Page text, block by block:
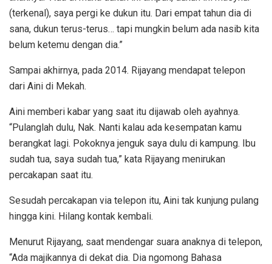
(terkenal), saya pergi ke dukun itu. Dari empat tahun dia di
sana, dukun terus-terus… tapi mungkin belum ada nasib kita
belum ketemu dengan dia.”
Sampai akhirnya, pada 2014. Rijayang mendapat telepon
dari Aini di Mekah.
Aini memberi kabar yang saat itu dijawab oleh ayahnya.
“Pulanglah dulu, Nak. Nanti kalau ada kesempatan kamu
berangkat lagi. Pokoknya jenguk saya dulu di kampung. Ibu
sudah tua, saya sudah tua,” kata Rijayang menirukan
percakapan saat itu.
Sesudah percakapan via telepon itu, Aini tak kunjung pulang
hingga kini. Hilang kontak kembali.
Menurut Rijayang, saat mendengar suara anaknya di telepon,
“Ada majikannya di dekat dia. Dia ngomong Bahasa